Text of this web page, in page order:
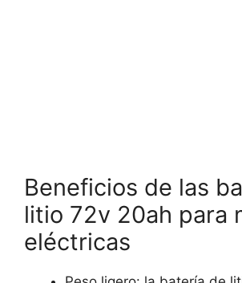
Beneficios de las
litio 72v 20ah para
eléctricas